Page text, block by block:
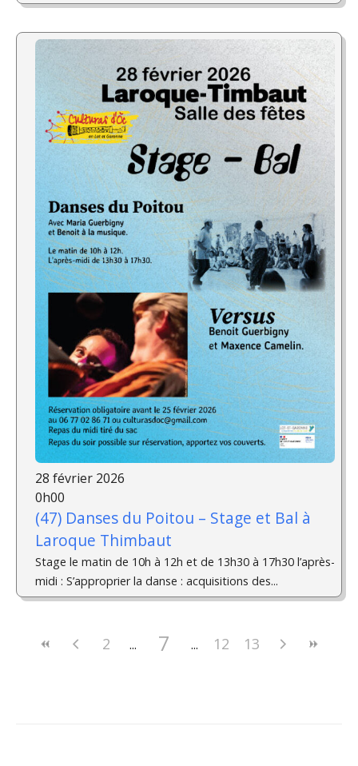
28 février 2026
0h00
(47) Danses du Poitou – Stage et Bal à
Laroque Thimbaut
Stage le matin de 10h à 12h et de 13h30 à 17h30 l’après-
midi : S’approprier la danse : acquisitions des...
2 7 12 13